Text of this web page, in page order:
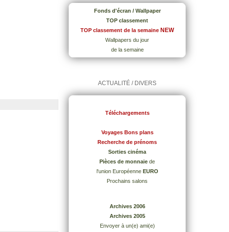
Fonds d'écran / Wallpaper
TOP classement
TOP classement de la semaine NEW
Wallpapers du jour
de la semaine
ACTUALITÉ / DIVERS
Téléchargements
Voyages Bons plans
Recherche de prénoms
Sorties cinéma
Pièces de monnaie de
l'union Européenne EURO
Prochains salons
Archives 2006
Archives 2005
Envoyer à un(e) ami(e)